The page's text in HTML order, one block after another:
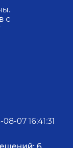
с
07 16:41:31